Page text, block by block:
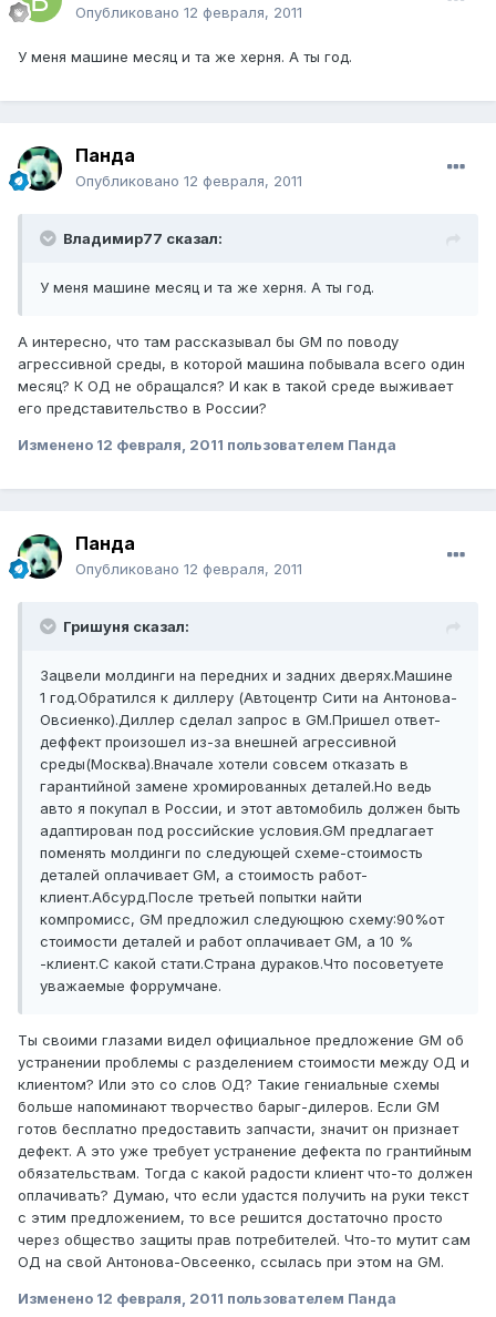
Опубликовано 12 февраля, 2011
У меня машине месяц и та же херня. А ты год.
Панда
Опубликовано 12 февраля, 2011
Владимир77 сказал:
У меня машине месяц и та же херня. А ты год.
А интересно, что там рассказывал бы GM по поводу
агрессивной среды, в которой машина побывала всего один
месяц? К ОД не обращался? И как в такой среде выживает
его представительство в России?
Изменено 12 февраля, 2011 пользователем Панда
Панда
Опубликовано 12 февраля, 2011
Гришуня сказал:
Зацвели молдинги на передних и задних дверях.Машине
1 год.Обратился к диллеру (Автоцентр Сити на Антонова-
Овсиенко).Диллер сделал запрос в GM.Пришел ответ-
деффект произошел из-за внешней агрессивной
среды(Москва).Вначале хотели совсем отказать в
гарантийной замене хромированных деталей.Но ведь
авто я покупал в России, и этот автомобиль должен быть
адаптирован под российские условия.GM предлагает
поменять молдинги по следующей схеме-стоимость
деталей оплачивает GM, а стоимость работ-
клиент.Абсурд.После третьей попытки найти
компромисс, GM предложил следующюю схему:90%от
стоимости деталей и работ оплачивает GM, а 10 %
-клиент.С какой стати.Страна дураков.Что посоветуете
уважаемые форрумчане.
Ты своими глазами видел официальное предложение GM об
устранении проблемы с разделением стоимости между ОД и
клиентом? Или это со слов ОД? Такие гениальные схемы
больше напоминают творчество барыг-дилеров. Если GM
готов бесплатно предоставить запчасти, значит он признает
дефект. А это уже требует устранение дефекта по грантийным
обязательствам. Тогда с какой радости клиент что-то должен
оплачивать? Думаю, что если удастся получить на руки текст
с этим предложением, то все решится достаточно просто
через общество защиты прав потребителей. Что-то мутит сам
ОД на свой Антонова-Овсеенко, ссылась при этом на GM.
Изменено 12 февраля, 2011 пользователем Панда